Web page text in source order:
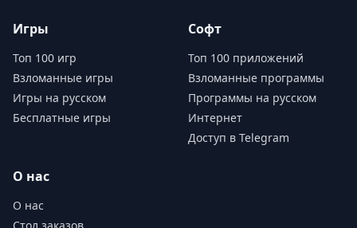
Игры
Топ 100 игр
Взломанные игры
Игры на русском
Бесплатные игры
Софт
Топ 100 приложений
Взломанные программы
Программы на русском
Интернет
Доступ в Telegram
О нас
О нас